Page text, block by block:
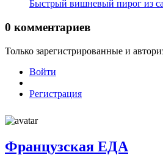
Быстрый вишневый пирог из
0 комментариев
Только зарегистрированные и
Войти
Регистрация
Французская ЕДА